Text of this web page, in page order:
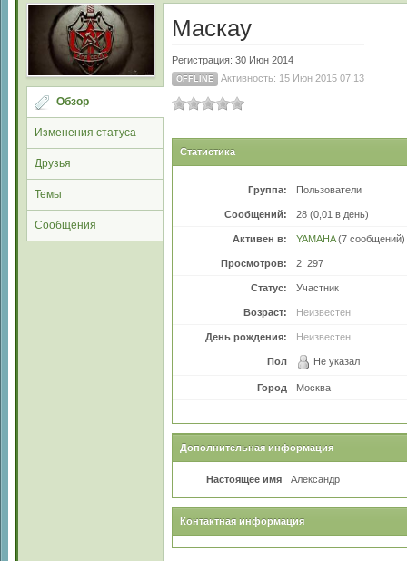
Обзор
Изменения статуса
Друзья
Темы
Сообщения
Маскау
Регистрация: 30 Июн 2014
OFFLINE Активность: 15 Июн 2015 07:13
Статистика
Группа: Пользователи
Сообщений: 28 (0,01 в день)
Активен в: YAMAHA(7 сообщений)
Просмотров: 2 297
Статус: Участник
Возраст: Неизвестен
День рождения: Неизвестен
Пол Не указал
Город Москва
Дополнительная информация
Настоящее имя Александр
Контактная информация